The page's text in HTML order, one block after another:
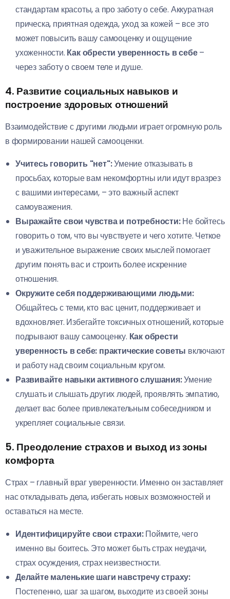
стандартам красоты, а про заботу о себе. Аккуратная
прическа, приятная одежда, уход за кожей – все это
может повысить вашу самооценку и ощущение
ухоженности. Как обрести уверенность в себе–
через заботу о своем теле и душе.
4. Развитие социальных навыков и
построение здоровых отношений
Взаимодействие с другими людьми играет огромную роль
в формировании нашей самооценки.
Учитесь говорить "нет":Умение отказывать в
просьбах, которые вам некомфортны или идут вразрез
с вашими интересами, – это важный аспект
самоуважения.
Выражайте свои чувства и потребности:Не бойтесь
говорить о том, что вы чувствуете и чего хотите. Четкое
и уважительное выражение своих мыслей помогает
другим понять вас и строить более искренние
отношения.
Окружите себя поддерживающими людьми:
Общайтесь с теми, кто вас ценит, поддерживает и
вдохновляет. Избегайте токсичных отношений, которые
подрывают вашу самооценку. Как обрести
уверенность в себе: практические советы включают
и работу над своим социальным кругом.
Развивайте навыки активного слушания:Умение
слушать и слышать других людей, проявлять эмпатию,
делает вас более привлекательным собеседником и
укрепляет социальные связи.
5. Преодоление страхов и выход из зоны
комфорта
Страх – главный враг уверенности. Именно он заставляет
нас откладывать дела, избегать новых возможностей и
оставаться на месте.
Идентифицируйте свои страхи:Поймите, чего
именно вы боитесь. Это может быть страх неудачи,
страх осуждения, страх неизвестности.
Делайте маленькие шаги навстречу страху:
Постепенно, шаг за шагом, выходите из своей зоны